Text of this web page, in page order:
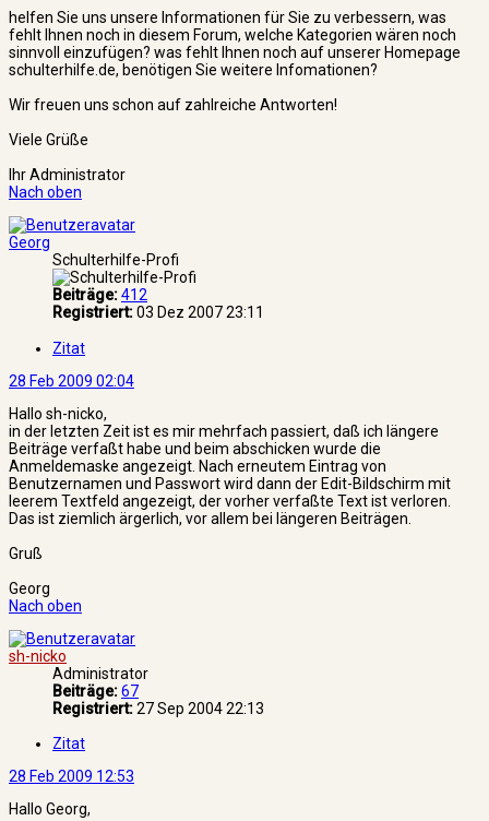
helfen Sie uns unsere Informationen für Sie zu verbessern, was
fehlt Ihnen noch in diesem Forum, welche Kategorien wären noch
sinnvoll einzufügen? was fehlt Ihnen noch auf unserer Homepage
schulterhilfe.de, benötigen Sie weitere Infomationen?
Wir freuen uns schon auf zahlreiche Antworten!
Viele Grüße
Ihr Administrator
Nach oben
Georg
Schulterhilfe-Profi
Beiträge:412
Registriert:03 Dez 2007 23:11
Zitat
28 Feb 2009 02:04
Hallo sh-nicko,
in der letzten Zeit ist es mir mehrfach passiert, daß ich längere
Beiträge verfaßt habe und beim abschicken wurde die
Anmeldemaske angezeigt. Nach erneutem Eintrag von
Benutzernamen und Passwort wird dann der Edit-Bildschirm mit
leerem Textfeld angezeigt, der vorher verfaßte Text ist verloren.
Das ist ziemlich ärgerlich, vor allem bei längeren Beiträgen.
Gruß
Georg
Nach oben
sh-nicko
Administrator
Beiträge:67
Registriert:27 Sep 2004 22:13
Zitat
28 Feb 2009 12:53
Hallo Georg,